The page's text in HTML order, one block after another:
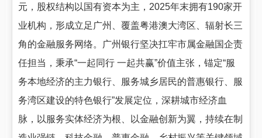
元，股权结构以国有资本为主，2025年末拥有190家开
业机构，形成立足广州、覆盖粤港澳大湾区、辐射长三
角的金融服务网络。广州银行坚决扛牢市属金融国企责
任担当，秉承“一起同行 一起共赢”价值主张，锚定“服
务本地经济的主力银行、服务城乡居民的普惠银行、服
务湾区建设的特色银行”发展定位，深耕城市经济血
脉，以服务实体经济为根、以金融创新为翼，持续在制